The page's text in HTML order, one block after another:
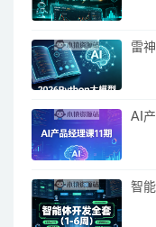
雷
AI
智